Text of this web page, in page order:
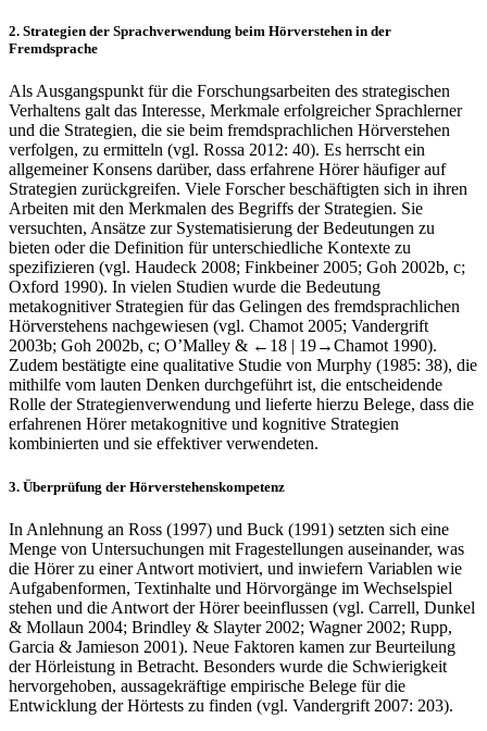
2. Strategien der Sprachverwendung beim Hörverstehen in der
Fremdsprache
Als Ausgangspunkt für die Forschungsarbeiten des strategischen
Verhaltens galt das Interesse, Merkmale erfolgreicher Sprachlerner
und die Strategien, die sie beim fremdsprachlichen Hörverstehen
verfolgen, zu ermitteln (vgl. Rossa 2012: 40). Es herrscht ein
allgemeiner Konsens darüber, dass erfahrene Hörer häufiger auf
Strategien zurückgreifen. Viele Forscher beschäftigten sich in ihren
Arbeiten mit den Merkmalen des Begriffs der Strategien. Sie
versuchten, Ansätze zur Systematisierung der Bedeutungen zu
bieten oder die Definition für unterschiedliche Kontexte zu
spezifizieren (vgl. Haudeck 2008; Finkbeiner 2005; Goh 2002b, c;
Oxford 1990). In vielen Studien wurde die Bedeutung
metakognitiver Strategien für das Gelingen des fremdsprachlichen
Hörverstehens nachgewiesen (vgl. Chamot 2005; Vandergrift
2003b; Goh 2002b, c; O’Malley & ←18 | 19→Chamot 1990).
Zudem bestätigte eine qualitative Studie von Murphy (1985: 38), die
mithilfe vom lauten Denken durchgeführt ist, die entscheidende
Rolle der Strategienverwendung und lieferte hierzu Belege, dass die
erfahrenen Hörer metakognitive und kognitive Strategien
kombinierten und sie effektiver verwendeten.
3. Überprüfung der Hörverstehenskompetenz
In Anlehnung an Ross (1997) und Buck (1991) setzten sich eine
Menge von Untersuchungen mit Fragestellungen auseinander, was
die Hörer zu einer Antwort motiviert, und inwiefern Variablen wie
Aufgabenformen, Textinhalte und Hörvorgänge im Wechselspiel
stehen und die Antwort der Hörer beeinflussen (vgl. Carrell, Dunkel
& Mollaun 2004; Brindley & Slayter 2002; Wagner 2002; Rupp,
Garcia & Jamieson 2001). Neue Faktoren kamen zur Beurteilung
der Hörleistung in Betracht. Besonders wurde die Schwierigkeit
hervorgehoben, aussagekräftige empirische Belege für die
Entwicklung der Hörtests zu finden (vgl. Vandergrift 2007: 203).